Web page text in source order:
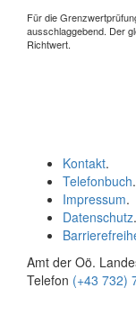
Für die
ausschlaggebend. Der
Richtwert.
Kontakt.
Telefonbuch.
Impressum.
Datenschutz.
Amt der Oö.
Telefon (+43 732)